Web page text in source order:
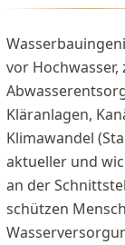
vor
Kläranlagen,
Klimawandel
aktueller und
an der
schützen